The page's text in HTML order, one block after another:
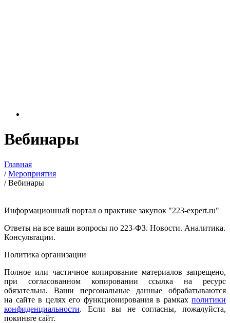
Вебинары
Главная
/ Мероприятия
/ Вебинары
Информационный портал о практике закупок "223-expert.ru"
Ответы на все ваши вопросы по 223-ФЗ. Новости. Аналитика.
Консультации.
Политика организации
Полное или частичное копирование материалов запрещено,
при согласованном копировании ссылка на ресурс
обязательна. Ваши персональные данные обрабатываются
на сайте в целях его функционирования в рамках политики
конфиденциальности. Если вы не согласны, пожалуйста,
покиньте сайт.